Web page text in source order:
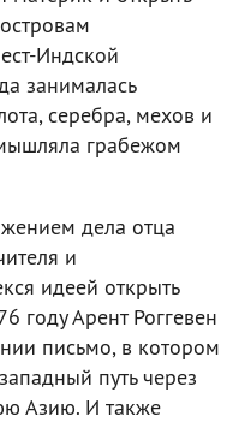
Индской
занималась
серебра, мехов и
грабежом
дела отца
и
идеей открыть
году Арент Роггевен
письмо, в котором
путь через
Азию. И также